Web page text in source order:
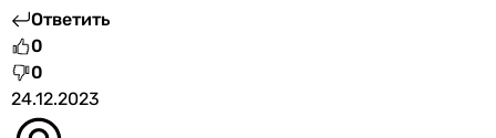
Ответить
0
0
24.12.2023